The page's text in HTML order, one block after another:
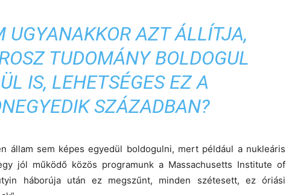
UGYANAKKOR AZT ÁLLÍTJA,
TUDOMÁNY BOLDOGUL
IS, LEHETSÉGES EZ A
SZÁZADBAN?
állam sem képes egyedül boldogulni, mert például a nukleáris
jól működő közös programunk a Massachusetts Institute of
háborúja után ez megszűnt, minden szétesett, ez óriási